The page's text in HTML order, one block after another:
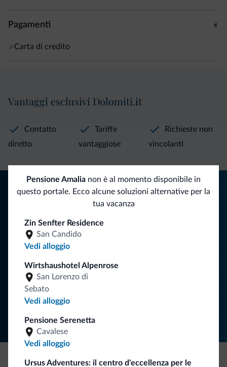
Pagamenti
Carta di credito
Pensione Amalia non è al momento disponibile in
questo portale. Ecco alcune soluzioni alternative per la
tua vacanza
Zin Senfter Residence
San Candido
Vedi alloggio
Wirtshaushotel Alpenrose
San Lorenzo di
Sebato
Vedi alloggio
Pensione Serenetta
Cavalese
Vedi alloggio
Ursus Adventures: il centro d'eccellenza per le
Vantaggi esclusivi Dolomiti.it
Contatto
diretto
Tariffe
vantaggiose
Richieste non
vincolanti
Consigli dalle Dolomiti
Riceverai informazioni, offerte esclusive e news per la tua
vacanza nelle Dolomiti.
ISCRIVITI ALLA NEWSLETTER